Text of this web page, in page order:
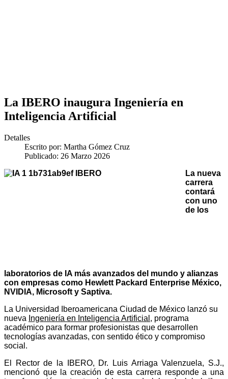
La IBERO inaugura Ingeniería en
Inteligencia Artificial
Detalles
Escrito por: Martha Gómez Cruz
Publicado: 26 Marzo 2026
La nueva
carrera
contará
con uno
de los
laboratorios de IA más avanzados del mundo y alianzas
con empresas como Hewlett Packard Enterprise México,
NVIDIA, Microsoft y Saptiva.
La Universidad Iberoamericana Ciudad de México lanzó su
nueva Ingeniería en Inteligencia Artificial , programa
académico para formar profesionistas que desarrollen
tecnologías avanzadas, con sentido ético y compromiso
social.
El Rector de la IBERO, Dr. Luis Arriaga Valenzuela, S.J.,
mencionó que la creación de esta carrera responde a una